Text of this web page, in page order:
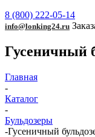
8 (800) 222-05-14
info@lonking24.ru
Гусеничный
Главная
-
Каталог
-
Бульдозеры
-Гусеничный